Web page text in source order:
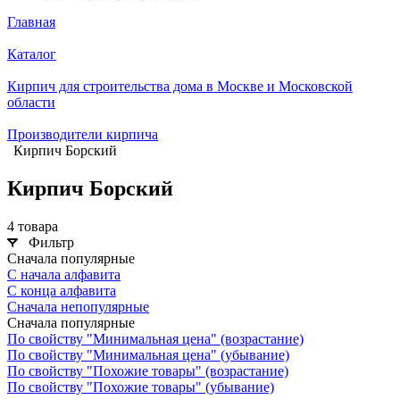
Главная
Каталог
Кирпич для строительства дома в Москве и Московской
области
Производители кирпича
Кирпич Борский
Кирпич Борский
4 товара
Фильтр
Сначала популярные
С начала алфавита
С конца алфавита
Сначала непопулярные
Сначала популярные
По свойству "Минимальная цена" (возрастание)
По свойству "Минимальная цена" (убывание)
По свойству "Похожие товары" (возрастание)
По свойству "Похожие товары" (убывание)